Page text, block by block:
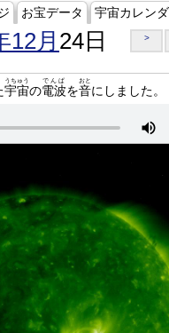
お宝データ 宇宙カレン
12月 24日 >
宇宙
うちゅう
の電波
でんぱ
を音
おと
にしました。